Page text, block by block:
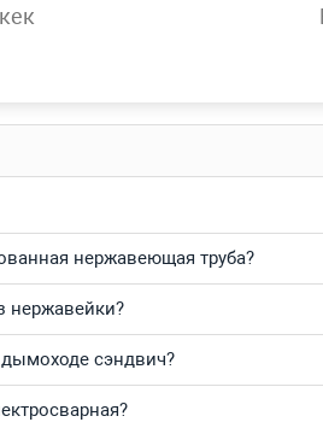
304 бесшовная в наличии на
кг и самую быструю доставку в
нержавеющая труба?
нержавейки?
сэндвич?